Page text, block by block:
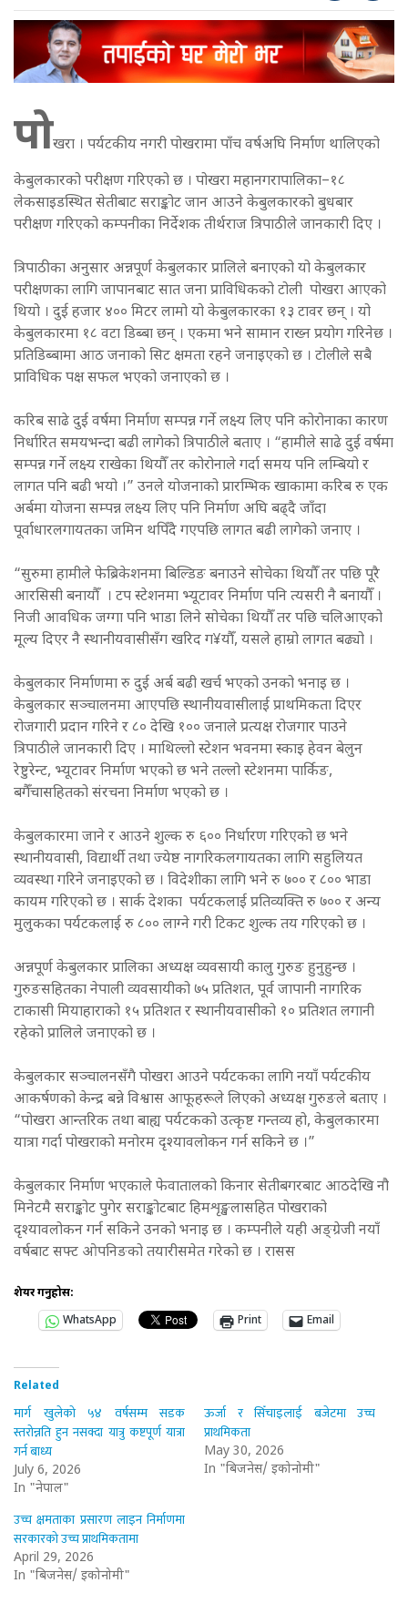
पोखरा । पर्यटकीय नगरी पोखरामा पाँच वर्षअघि निर्माण थालिएको
केबुलकारको परीक्षण गरिएको छ । पोखरा महानगरापालिका–१८
लेकसाइडस्थित सेतीबाट सराङ्कोट जान आउने केबुलकारको बुधबार
परीक्षण गरिएको कम्पनीका निर्देशक तीर्थराज त्रिपाठीले जानकारी दिए ।
त्रिपाठीका अनुसार अन्नपूर्ण केबुलकार प्रालिले बनाएको यो केबुलकार
परीक्षणका लागि जापानबाट सात जना प्राविधिकको टोली पोखरा आएको
थियो । दुई हजार ४०० मिटर लामो यो केबुलकारका १३ टावर छन् । यो
केबुलकारमा १८ वटा डिब्बा छन् । एकमा भने सामान राख्न प्रयोग गरिनेछ ।
प्रतिडिब्बामा आठ जनाको सिट क्षमता रहने जनाइएको छ । टोलीले सबै
प्राविधिक पक्ष सफल भएको जनाएको छ ।
करिब साढे दुई वर्षमा निर्माण सम्पन्न गर्ने लक्ष्य लिए पनि कोरोनाका कारण
निर्धारित समयभन्दा बढी लागेको त्रिपाठीले बताए । “हामीले साढे दुई वर्षमा
सम्पन्न गर्ने लक्ष्य राखेका थियौँ तर कोरोनाले गर्दा समय पनि लम्बियो र
लागत पनि बढी भयो ।” उनले योजनाको प्रारम्भिक खाकामा करिब रु एक
अर्बमा योजना सम्पन्न लक्ष्य लिए पनि निर्माण अघि बढ्दै जाँदा
पूर्वाधारलगायतका जमिन थपिँदै गएपछि लागत बढी लागेको जनाए ।
“सुरुमा हामीले फेब्रिकेशनमा बिल्डिङ बनाउने सोचेका थियौँ तर पछि पूरै
आरसिसी बनायौँ । टप स्टेशनमा भ्यूटावर निर्माण पनि त्यसरी नै बनायौँ ।
निजी आवधिक जग्गा पनि भाडा लिने सोचेका थियौँ तर पछि चलिआएको
मूल्य दिएर नै स्थानीयवासीसँग खरिद ग¥यौँ, यसले हाम्रो लागत बढ्यो ।
केबुलकार निर्माणमा रु दुई अर्ब बढी खर्च भएको उनको भनाइ छ ।
केबुलकार सञ्चालनमा आएपछि स्थानीयवासीलाई प्राथमिकता दिएर
रोजगारी प्रदान गरिने र ८० देखि १०० जनाले प्रत्यक्ष रोजगार पाउने
त्रिपाठीले जानकारी दिए । माथिल्लो स्टेशन भवनमा स्काइ हेवन बेलुन
रेष्टुरेन्ट, भ्यूटावर निर्माण भएको छ भने तल्लो स्टेशनमा पार्किङ,
बगैँचासहितको संरचना निर्माण भएको छ ।
केबुलकारमा जाने र आउने शुल्क रु ६०० निर्धारण गरिएको छ भने
स्थानीयवासी, विद्यार्थी तथा ज्येष्ठ नागरिकलगायतका लागि सहुलियत
व्यवस्था गरिने जनाइएको छ । विदेशीका लागि भने रु ७०० र ८०० भाडा
कायम गरिएको छ । सार्क देशका पर्यटकलाई प्रतिव्यक्ति रु ७०० र अन्य
मुलुकका पर्यटकलाई रु ८०० लाग्ने गरी टिकट शुल्क तय गरिएको छ ।
अन्नपूर्ण केबुलकार प्रालिका अध्यक्ष व्यवसायी कालु गुरुङ हुनुहुन्छ ।
गुरुङसहितका नेपाली व्यवसायीको ७५ प्रतिशत, पूर्व जापानी नागरिक
टाकासी मियाहाराको १५ प्रतिशत र स्थानीयवासीको १० प्रतिशत लगानी
रहेको प्रालिले जनाएको छ ।
केबुलकार सञ्चालनसँगै पोखरा आउने पर्यटकका लागि नयाँ पर्यटकीय
आकर्षणको केन्द्र बन्ने विश्वास आफूहरूले लिएको अध्यक्ष गुरुङले बताए ।
“पोखरा आन्तरिक तथा बाह्य पर्यटकको उत्कृष्ट गन्तव्य हो, केबुलकारमा
यात्रा गर्दा पोखराको मनोरम दृश्यावलोकन गर्न सकिने छ ।”
केबुलकार निर्माण भएकाले फेवातालको किनार सेतीबगरबाट आठदेखि नौ
मिनेटमै सराङ्कोट पुगेर सराङ्कोटबाट हिमशृङ्खलासहित पोखराको
दृश्यावलोकन गर्न सकिने उनको भनाइ छ । कम्पनीले यही अङ्ग्रेजी नयाँ
वर्षबाट सफ्ट ओपनिङको तयारीसमेत गरेको छ । रासस
शेयर गर्नुहोस:
WhatsApp
Print Email
Related
मार्ग खुलेको ५४ वर्षसम्म सडक
स्तरोन्नति हुन नसक्दा यात्रु कष्टपूर्ण यात्रा
गर्न बाध्य
July 6, 2026
In "नेपाल"
ऊर्जा र सिँचाइलाई बजेटमा उच्च
प्राथमिकता
May 30, 2026
In "बिजनेस/ इकोनोमी"
उच्च क्षमताका प्रसारण लाइन निर्माणमा
सरकारको उच्च प्राथमिकतामा
April 29, 2026
In "बिजनेस/ इकोनोमी"